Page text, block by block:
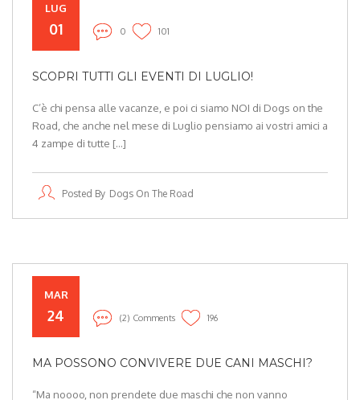
LUG
01 0 101
SCOPRI TUTTI GLI EVENTI DI LUGLIO!
C’è chi pensa alle vacanze, e poi ci siamo NOI di Dogs on the
Road, che anche nel mese di Luglio pensiamo ai vostri amici a
4 zampe di tutte […]
Posted By Dogs On The Road
MAR
24 (2) Comments 196
MA POSSONO CONVIVERE DUE CANI MASCHI?
“Ma noooo, non prendete due maschi che non vanno